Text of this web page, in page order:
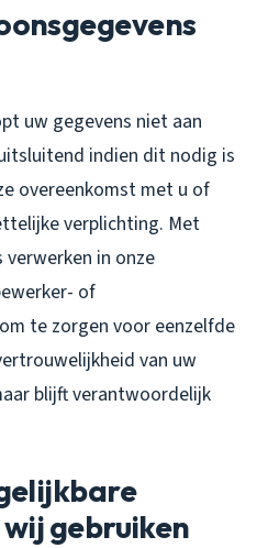
uw gegevens niet aan
indien dit nodig is
overeenkomst met u of
verplichting. Met
in onze
of
te zorgen voor eenzelfde
van uw
blijft verantwoordelijk
gebruiken